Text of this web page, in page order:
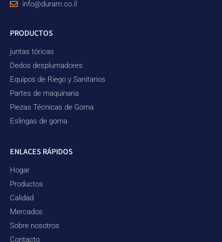
info@duram.co.il
PRODUCTOS
juntas tóricas
Dedos desplumadores
Equipos de Riego y Sanitarios
Partes de maquinaria
Piezas Técnicas de Goma
Eslingas de goma
ENLACES RÁPIDOS
Hogar
Productos
Calidad
Mercados
Sobre nosotros
Contacto